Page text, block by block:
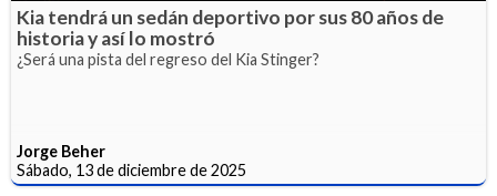
Kia tendrá un sedán deportivo por sus 80 años de
historia y así lo mostró
¿Será una pista del regreso del Kia Stinger?
Jorge Beher
Sábado, 13 de diciembre de 2025